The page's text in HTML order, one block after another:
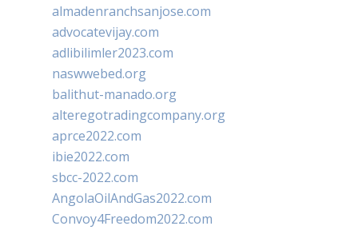
almadenranchsanjose.com
advocatevijay.com
adlibilimler2023.com
naswwebed.org
balithut-manado.org
alteregotradingcompany.org
aprce2022.com
ibie2022.com
sbcc-2022.com
AngolaOilAndGas2022.com
Convoy4Freedom2022.com